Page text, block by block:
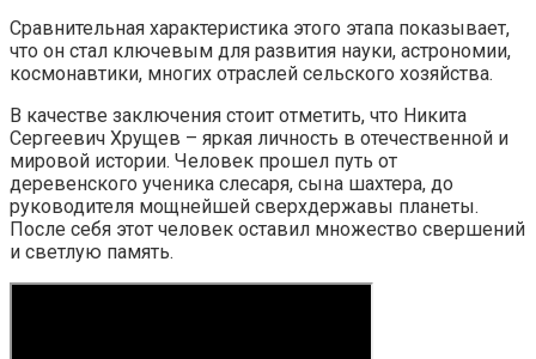
Сравнительная характеристика этого этапа показывает,
что он стал ключевым для развития науки, астрономии,
космонавтики, многих отраслей сельского хозяйства.
В качестве заключения стоит отметить, что Никита
Сергеевич Хрущев – яркая личность в отечественной и
мировой истории. Человек прошел путь от
деревенского ученика слесаря, сына шахтера, до
руководителя мощнейшей сверхдержавы планеты.
После себя этот человек оставил множество свершений
и светлую память.